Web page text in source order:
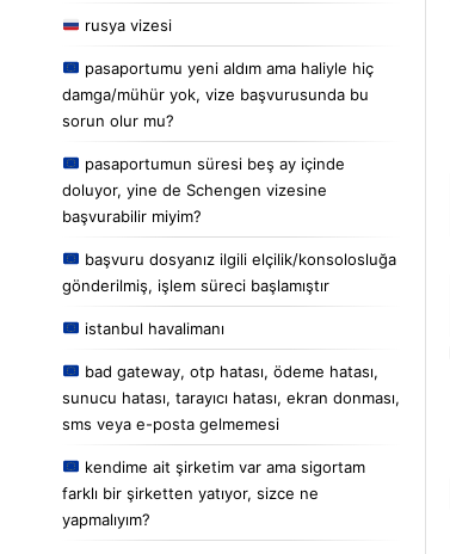
rusya vizesi
pasaportumu yeni aldım ama haliyle hiç
damga/mühür yok, vize başvurusunda bu
sorun olur mu?
pasaportumun süresi beş ay içinde
doluyor, yine de Schengen vizesine
başvurabilir miyim?
başvuru dosyanız ilgili elçilik/konsolosluğa
gönderilmiş, işlem süreci başlamıştır
istanbul havalimanı
bad gateway, otp hatası, ödeme hatası,
sunucu hatası, tarayıcı hatası, ekran donması,
sms veya e-posta gelmemesi
kendime ait şirketim var ama sigortam
farklı bir şirketten yatıyor, sizce ne
yapmalıyım?